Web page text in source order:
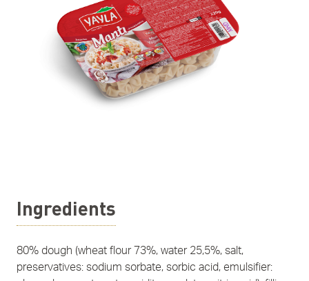
Ingredients
80% dough (wheat flour 73%, water 25,5%, salt,
preservatives: sodium sorbate, sorbic acid, emulsifier: